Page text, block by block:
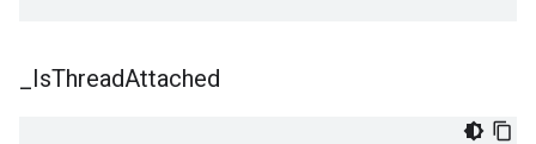
IsThreadAttached